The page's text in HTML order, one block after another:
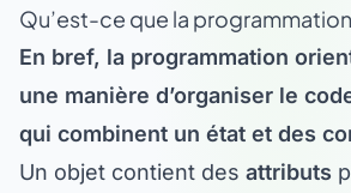
Qu’est-ce que la
En bref, la programmation
une manière d’organiser le
qui combinent un état et des
Un objet contient des attributs